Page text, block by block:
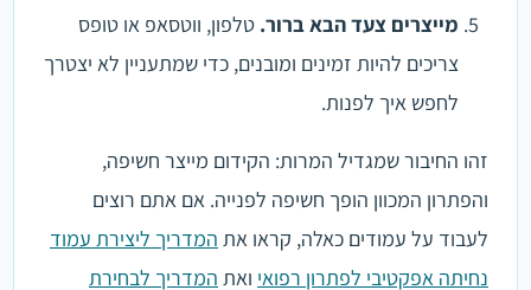
מייצרים צעד הבא ברור. טלפון, ווטסאפ או טופס
צריכים להיות זמינים ומובנים, כדי שמתעניין לא יצטרך
לחפש איך לפנות.
זהו החיבור שמגדיל המרות: הקידום מייצר חשיפה,
והפתרון המכוון הופך חשיפה לפנייה. אם אתם רוצים
לעבוד על עמודים כאלה, קראו את המדריך ליצירת עמוד
נחיתה אפקטיבי לפתרון רפואי ואת המדריך לבחירת